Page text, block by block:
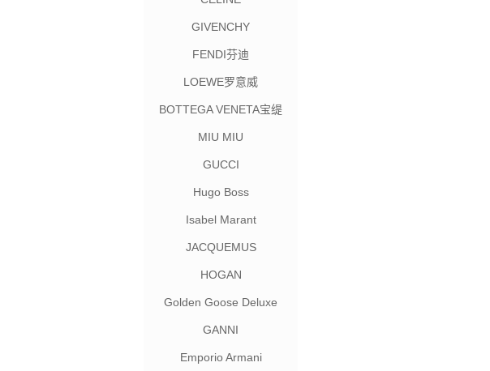
GIVENCHY
FENDI芬迪
LOEWE罗意威
BOTTEGA VENETA宝缇
MIU MIU
GUCCI
Hugo Boss
Isabel Marant
JACQUEMUS
HOGAN
Golden Goose Deluxe
GANNI
Emporio Armani